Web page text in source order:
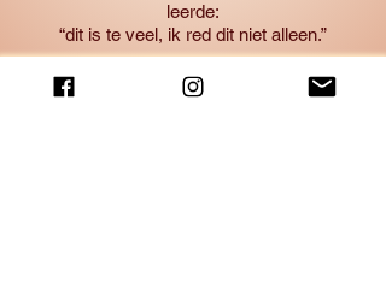
leerde:
“dit is te veel, ik red dit niet alleen.”
Juist dan kan het helend zijn om
iemand naast je te hebben.